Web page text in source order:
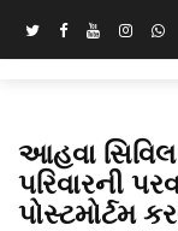
આહવા સિવિલ
પરિવારની
પોસ્ટમોર્ટમ